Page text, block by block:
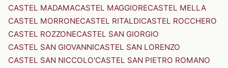
CASTEL MADAMACASTEL MAGGIORECASTEL MELLA
CASTEL MORRONECASTEL RITALDICASTEL ROCCHERO
CASTEL ROZZONECASTEL SAN GIORGIO
CASTEL SAN GIOVANNICASTEL SAN LORENZO
CASTEL SAN NICCOLO'CASTEL SAN PIETRO ROMANO